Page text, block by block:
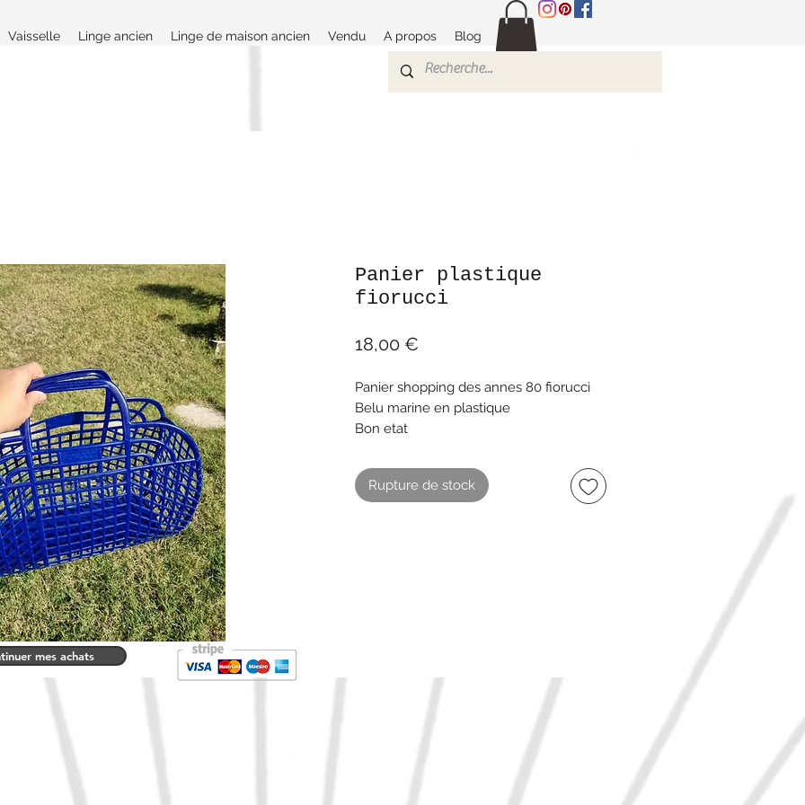
Vaisselle Linge ancien Linge de maison ancien Vendu A propos Blog
Panier plastique
fiorucci
18,00 €
Panier shopping des annes 80 fiorucci
Belu marine en plastique
Bon etat
Rupture de stock
mes achats